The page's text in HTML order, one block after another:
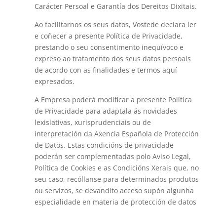
Carácter Persoal e Garantía dos Dereitos Dixitais.
Ao facilitarnos os seus datos, Vostede declara ler
e coñecer a presente Política de Privacidade,
prestando o seu consentimento inequívoco e
expreso ao tratamento dos seus datos persoais
de acordo con as finalidades e termos aquí
expresados.
A Empresa poderá modificar a presente Política
de Privacidade para adaptala ás novidades
lexislativas, xurisprudenciais ou de
interpretación da Axencia Española de Protección
de Datos. Estas condicións de privacidade
poderán ser complementadas polo Aviso Legal,
Política de Cookies e as Condicións Xerais que, no
seu caso, recóllanse para determinados produtos
ou servizos, se devandito acceso supón algunha
especialidade en materia de protección de datos